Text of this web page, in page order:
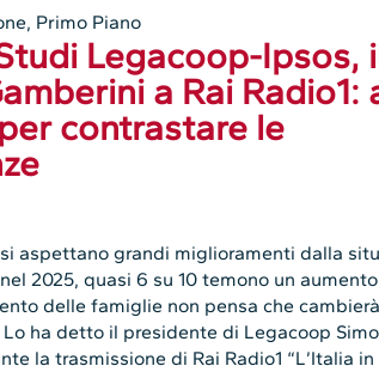
, Primo Piano
Legacoop-Ipsos,
a Rai Radio1:
contrastare le
aspettano grandi miglioramenti dalla
2025, quasi 6 su 10 temono un
delle famiglie non pensa che
Lo ha detto il presidente di Legacoop
la trasmissione di Rai Radio1 “L’Italia